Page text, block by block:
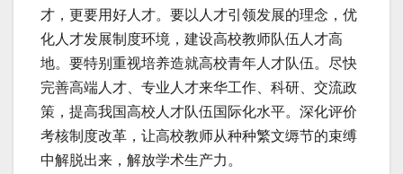
才，更要用好人才。要以人才引领发展的理念，优
化人才发展制度环境，建设高校教师队伍人才高
地。要特别重视培养造就高校青年人才队伍。尽快
完善高端人才、专业人才来华工作、科研、交流政
策，提高我国高校人才队伍国际化水平。深化评价
考核制度改革，让高校教师从种种繁文缛节的束缚
中解脱出来，解放学术生产力。